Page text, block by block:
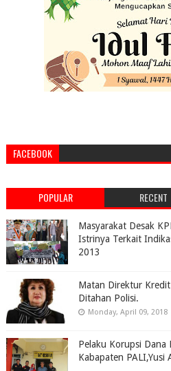
FACEBOOK
POPULAR RECENT
Masyarakat Desak
Istrinya Terkait
2013
Matan Direktur
Ditahan Polisi.
Monday, April 09, 2018
Pelaku Korupsi Dana
Kabapaten PALI,Yusi